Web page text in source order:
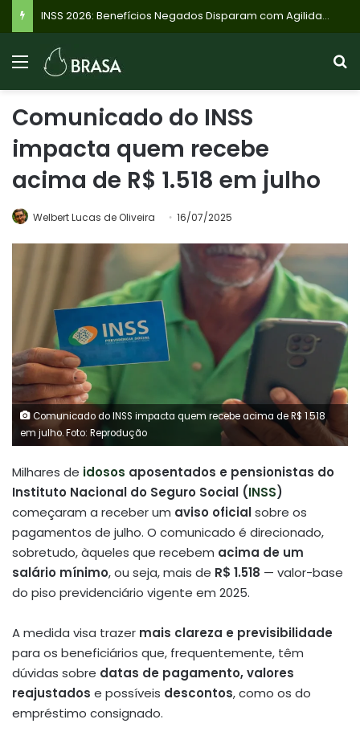
INSS 2026: Benefícios Negados Disparam com Agilidade em Análises, Veja Quem Recebe Até R$ 8.475 e o Que Fazer
Comunicado do INSS
impacta quem recebe
acima de R$ 1.518 em julho
Welbert Lucas de Oliveira 16/07/2025
Comunicado do INSS impacta quem recebe acima de R$ 1.518
em julho. Foto: Reprodução
Milhares de idosos aposentados e pensionistas do
Instituto Nacional do Seguro Social (INSS)
começaram a receber um aviso oficialsobre os
pagamentos de julho. O comunicado é direcionado,
sobretudo, àqueles que recebem acima de um
salário mínimo, ou seja, mais de R$ 1.518 — valor-base
do piso previdenciário vigente em 2025.
A medida visa trazer mais clareza e previsibilidade
para os beneficiários que, frequentemente, têm
dúvidas sobre datas de pagamento, valores
reajustados e possíveis descontos, como os do
empréstimo consignado.